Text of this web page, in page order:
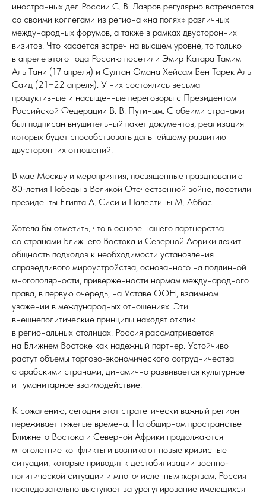
иностранных дел России С. В. Лавров регулярно встречается
со своими коллегами из региона «на полях» различных
международных форумов, а также в рамках двусторонних
визитов. Что касается встреч на высшем уровне, то только
в апреле этого года Россию посетили Эмир Катара Тамим
Аль Тани (17 апреля) и Султан Омана Хейсам Бен Тарек Аль
Саид (21−22 апреля). У них состоялись весьма
продуктивные и насыщенные переговоры с Президентом
Российской Федерации В. В. Путиным. С обеими странами
был подписан внушительный пакет документов, реализация
которых будет способствовать дальнейшему развитию
двусторонних отношений.
В мае Москву и мероприятия, посвященные празднованию
80-летия Победы в Великой Отечественной войне, посетили
президенты Египта А. Сиси и Палестины М. Аббас.
Хотела бы отметить, что в основе нашего партнерства
со странами Ближнего Востока и Северной Африки лежит
общность подходов к необходимости установления
справедливого мироустройства, основанного на подлинной
многополярности, приверженности нормам международного
права, в первую очередь, на Уставе ООН, взаимном
уважении в международных отношениях. Эти
внешнеполитические принципы находят отклик
в региональных столицах. Россия рассматривается
на Ближнем Востоке как надежный партнер. Устойчиво
растут объемы торгово-экономического сотрудничества
с арабскими странами, динамично развивается культурное
и гуманитарное взаимодействие.
К сожалению, сегодня этот стратегически важный регион
переживает тяжелые времена. На обширном пространстве
Ближнего Востока и Северной Африки продолжаются
многолетние конфликты и возникают новые кризисные
ситуации, которые приводят к дестабилизации военно-
политической ситуации и многочисленным жертвам. Россия
последовательно выступает за урегулирование имеющихся